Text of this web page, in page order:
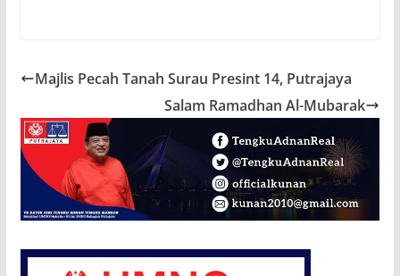
Majlis Pecah Tanah Surau Presint 14, Putrajaya
Salam Ramadhan Al-Mubarak